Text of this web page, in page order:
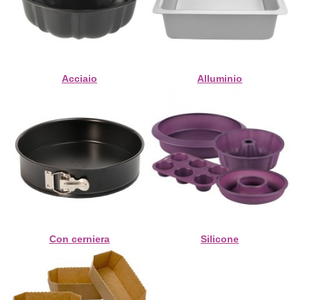
Acciaio Alluminio
Con cerniera Silicone